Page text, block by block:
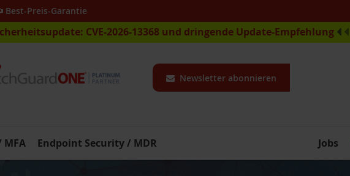
CVE-2026-13368 und dringende Update-Empfehlung
Newsletter abonnieren
Best-Preis-Garantie
Endpoint Security / MDR Jobs